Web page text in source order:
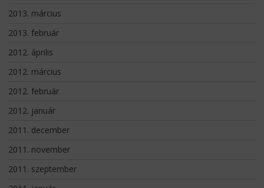
2013. március
2013. február
2012. április
2012. március
2012. február
2012. január
2011. december
2011. november
2011. szeptember